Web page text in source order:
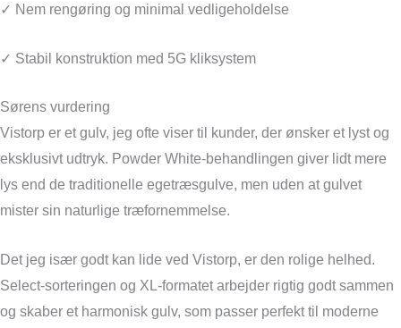
✓ Nem rengøring og minimal vedligeholdelse
✓ Stabil konstruktion med 5G kliksystem
Sørens vurdering
Vistorp er et gulv, jeg ofte viser til kunder, der ønsker et lyst og
eksklusivt udtryk. Powder White-behandlingen giver lidt mere
lys end de traditionelle egetræsgulve, men uden at gulvet
mister sin naturlige træfornemmelse.
Det jeg især godt kan lide ved Vistorp, er den rolige helhed.
Select-sorteringen og XL-formatet arbejder rigtig godt sammen
og skaber et harmonisk gulv, som passer perfekt til moderne